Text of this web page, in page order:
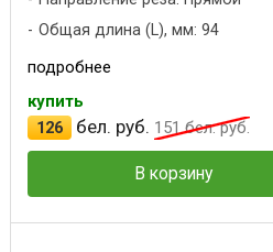
Общая длина (L), мм: 94
подробнее
купить
126
бел. руб. 151бел. руб.
В корзину